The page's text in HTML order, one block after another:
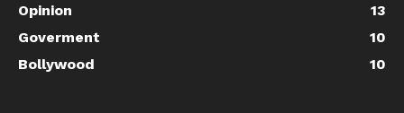
Opinion
13
Goverment
10
Bollywood
10